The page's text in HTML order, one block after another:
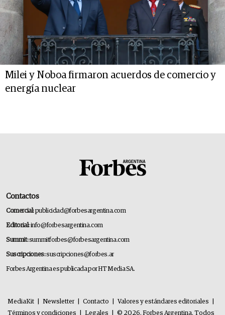
Milei y Noboa firmaron acuerdos de comercio y
energía nuclear
Contactos
Comercial:publicidad@forbesargentina.com
Editorial:info@forbesargentina.com
Summit:summitforbes@forbesargentina.com
Suscripciones:suscripciones@forbes.ar
Forbes Argentina es publicada por HT Media SA.
MediaKit Newsletter Contacto Valores y estándares editoriales
Términos y condiciones
Legales © 2026. Forbes Argentina. Todos